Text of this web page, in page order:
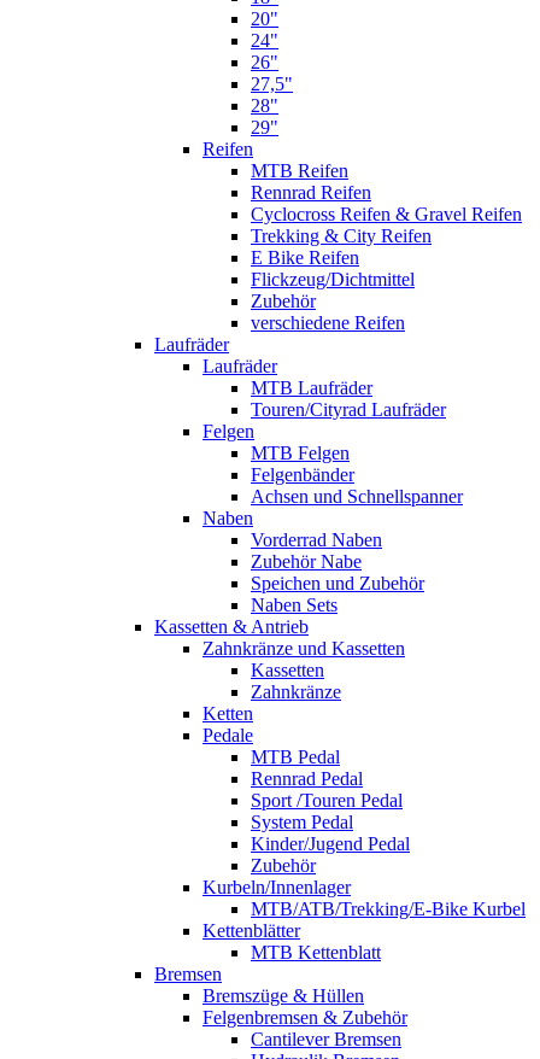
20"
24"
26"
27,5"
28"
29"
Reifen
MTB Reifen
Rennrad Reifen
Cyclocross Reifen & Gravel Reifen
Trekking & City Reifen
E Bike Reifen
Flickzeug/Dichtmittel
Zubehör
verschiedene Reifen
Laufräder
Laufräder
MTB Laufräder
Touren/Cityrad Laufräder
Felgen
MTB Felgen
Felgenbänder
Achsen und Schnellspanner
Naben
Vorderrad Naben
Zubehör Nabe
Speichen und Zubehör
Naben Sets
Kassetten & Antrieb
Zahnkränze und Kassetten
Kassetten
Zahnkränze
Ketten
Pedale
MTB Pedal
Rennrad Pedal
Sport /Touren Pedal
System Pedal
Kinder/Jugend Pedal
Zubehör
Kurbeln/Innenlager
MTB/ATB/Trekking/E-Bike Kurbel
Kettenblätter
MTB Kettenblatt
Bremsen
Bremszüge & Hüllen
Felgenbremsen & Zubehör
Cantilever Bremsen